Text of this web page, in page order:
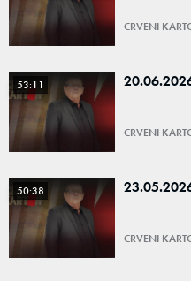
CRVENI
53:11
CRVENI
50:38
CRVENI